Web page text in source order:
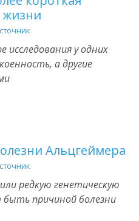
жизни
исследования у одних
а другие
Альцгеймера
редкую генетическую
причиной болезни